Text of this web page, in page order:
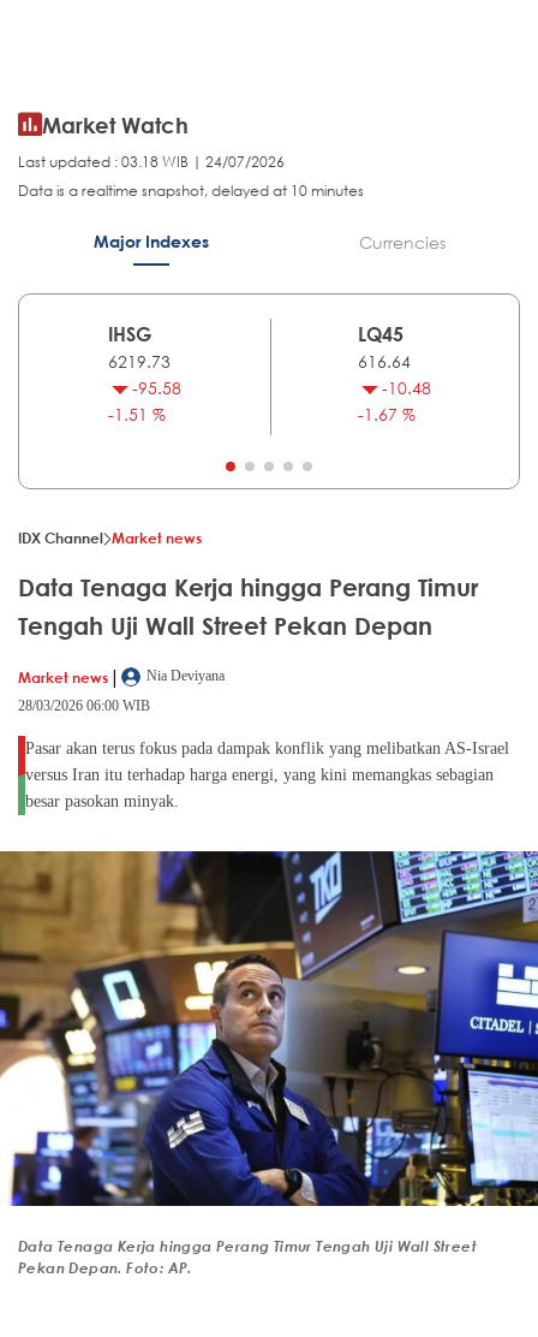
Market Watch
Last updated : 03.18 WIB | 24/07/2026
Data is a realtime snapshot, delayed at 10 minutes
Major Indexes Currencies
IHSG
6219.73
-95.58
-1.51 %
LQ45
616.64
-10.48
-1.67 %
IDX Channel Market news
Data Tenaga Kerja hingga Perang Timur
Tengah Uji Wall Street Pekan Depan
Market news |
Nia Deviyana
28/03/2026 06:00 WIB
Pasar akan terus fokus pada dampak konflik yang melibatkan AS-Israel
versus Iran itu terhadap harga energi, yang kini memangkas sebagian
besar pasokan minyak.
Data Tenaga Kerja hingga Perang Timur Tengah Uji Wall Street
Pekan Depan. Foto: AP.